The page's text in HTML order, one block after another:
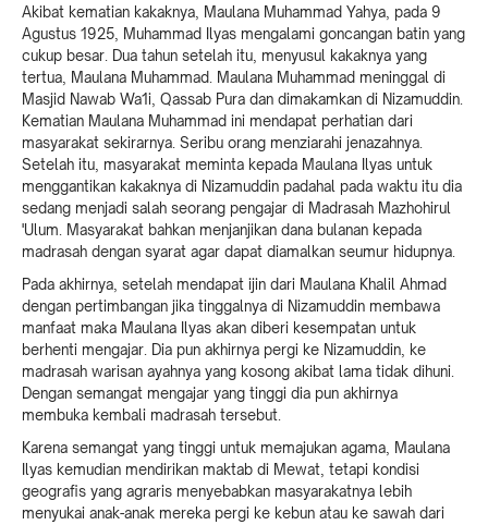
Akibat kematian kakaknya, Maulana Muhammad Yahya, pada 9
Agustus 1925, Muhammad Ilyas mengalami goncangan batin yang
cukup besar. Dua tahun setelah itu, menyusul kakaknya yang
tertua, Maulana Muhammad. Maulana Muhammad meninggal di
Masjid Nawab Wa1i, Qassab Pura dan dimakamkan di Nizamuddin.
Kematian Maulana Muhammad ini mendapat perhatian dari
masyarakat sekirarnya. Seribu orang menziarahi jenazahnya.
Setelah itu, masyarakat meminta kepada Maulana Ilyas untuk
menggantikan kakaknya di Nizamuddin padahal pada waktu itu dia
sedang menjadi salah seorang pengajar di Madrasah Mazhohirul
'Ulum. Masyarakat bahkan menjanjikan dana bulanan kepada
madrasah dengan syarat agar dapat diamalkan seumur hidupnya.
Pada akhirnya, setelah mendapat ijin dari Maulana Khalil Ahmad
dengan pertimbangan jika tinggalnya di Nizamuddin membawa
manfaat maka Maulana Ilyas akan diberi kesempatan untuk
berhenti mengajar. Dia pun akhirnya pergi ke Nizamuddin, ke
madrasah warisan ayahnya yang kosong akibat lama tidak dihuni.
Dengan semangat mengajar yang tinggi dia pun akhirnya
membuka kembali madrasah tersebut.
Karena semangat yang tinggi untuk memajukan agama, Maulana
Ilyas kemudian mendirikan maktab di Mewat, tetapi kondisi
geografis yang agraris menyebabkan masyarakatnya lebih
menyukai anak-anak mereka pergi ke kebun atau ke sawah dari